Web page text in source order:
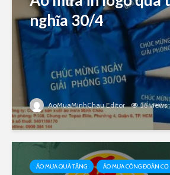
nghĩa 30/4
AoMuaMinhChau Editor 36 views
ÁO MƯA QUÀ TẶNG ÁO MƯA CÔNG ĐOÀN CƠ